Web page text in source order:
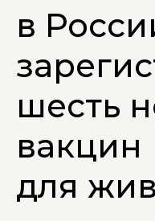
в
шесть
вакцин
для